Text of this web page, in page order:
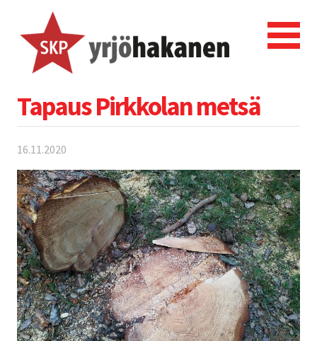
Tapaus Pirkkolan metsä
16.11.2020